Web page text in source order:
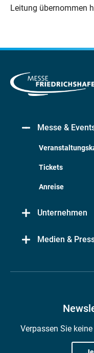
Leitung übernommen
Messe &
Tickets
Anreise
Unternehmen
Medien &
Verpassen Sie